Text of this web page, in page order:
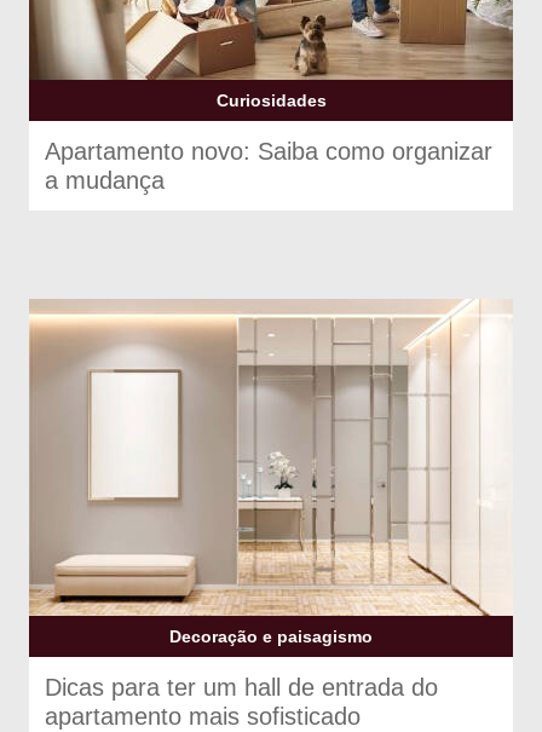
Curiosidades
Apartamento novo: Saiba como organizar
a mudança
Decoração e paisagismo
Dicas para ter um hall de entrada do
apartamento mais sofisticado